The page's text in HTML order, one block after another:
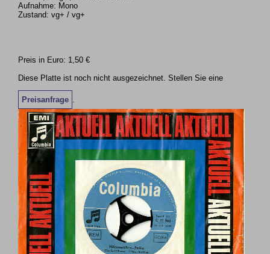
Aufnahme: Mono
Zustand: vg+ / vg+
Preis in Euro: 1,50 €
Diese Platte ist noch nicht ausgezeichnet. Stellen Sie eine
Preisanfrage